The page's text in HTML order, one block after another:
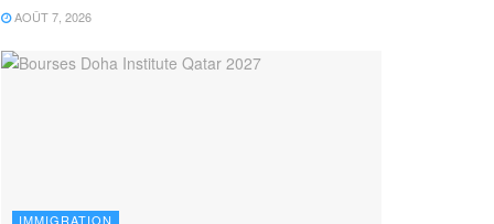
AOÛT 7, 2026
IMMIGRATION